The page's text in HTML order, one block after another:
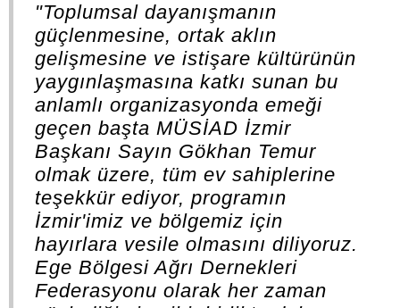
"Toplumsal dayanışmanın
güçlenmesine, ortak aklın
gelişmesine ve istişare kültürünün
yaygınlaşmasına katkı sunan bu
anlamlı organizasyonda emeği
geçen başta MÜSİAD İzmir
Başkanı Sayın Gökhan Temur
olmak üzere, tüm ev sahiplerine
teşekkür ediyor, programın
İzmir'imiz ve bölgemiz için
hayırlara vesile olmasını diliyoruz.
Ege Bölgesi Ağrı Dernekleri
Federasyonu olarak her zaman